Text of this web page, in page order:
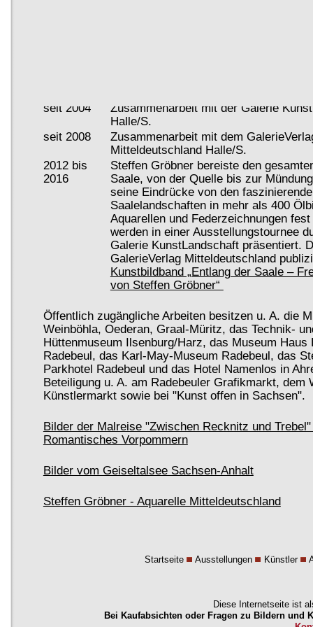
seit 2004
Zusammenarbeit mit der Galerie
Halle/S.
seit 2008
Zusammenarbeit mit dem
Mitteldeutschland Halle/S.
2012 bis
2016
Steffen Gröbner bereiste den
Saale, von der Quelle bis zur
seine Eindrücke von den
Saalelandschaften in mehr als 400
Aquarellen und Federzeichnungen
werden in einer Ausstellungstournee
Galerie KunstLandschaft präsentiert.
GalerieVerlag Mitteldeutschland
Kunstbildband „Entlang der Saale –
von Steffen Gröbner“
Öffentlich zugängliche Arbeiten besitzen u. A. die
Weinböhla, Oederan, Graal-Müritz, das Technik-
Hüttenmuseum Ilsenburg/Harz, das Museum Haus
Radebeul, das Karl-May-Museum Radebeul, das
Parkhotel Radebeul und das Hotel Namenlos in
Beteiligung u. A. am Radebeuler Grafikmarkt, dem
Künstlermarkt sowie bei "Kunst offen in Sachsen".
Bilder der Malreise "Zwischen Recknitz und
Romantisches Vorpommern
Bilder vom Geiseltalsee Sachsen-Anhalt
Steffen Gröbner - Aquarelle Mitteldeutschland
Startseite Ausstellungen Künstler
Diese Internetseite ist
Bei Kaufabsichten oder Fragen zu Bildern